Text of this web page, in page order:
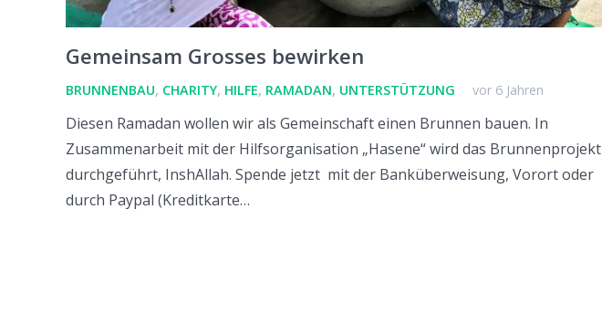
Gemeinsam Grosses bewirken
BRUNNENBAU, CHARITY, HILFE, RAMADAN, UNTERSTÜTZUNG vor 6 Jahren
Diesen Ramadan wollen wir als Gemeinschaft einen Brunnen bauen. In
Zusammenarbeit mit der Hilfsorganisation „Hasene“ wird das Brunnenprojekt
durchgeführt, InshAllah. Spende jetzt mit der Banküberweisung, Vorort oder
durch Paypal (Kreditkarte…